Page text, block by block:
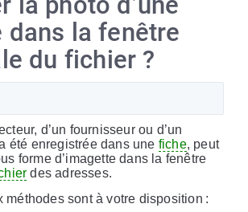
dans la fenêtre
du fichier ?
d’un fournisseur ou d’un
été enregistrée dans une fiche, peut
forme d’imagette dans la fenêtre
des adresses.
méthodes sont à votre disposition :